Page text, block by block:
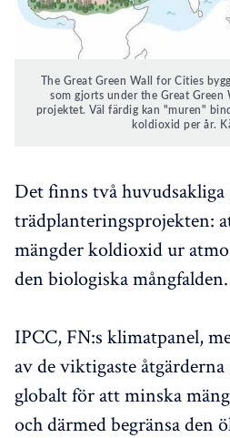
The Great Green Wall for Cities
som gjorts under the Great
projektet. Väl färdig kan "muren"
koldioxid per år.
Det finns två huvudsakliga
trädplanteringsprojekten:
mängder koldioxid ur
den biologiska mångfalden.
IPCC, FN:s klimatpanel,
av de viktigaste åtgärderna
globalt för att minska
och därmed begränsa den